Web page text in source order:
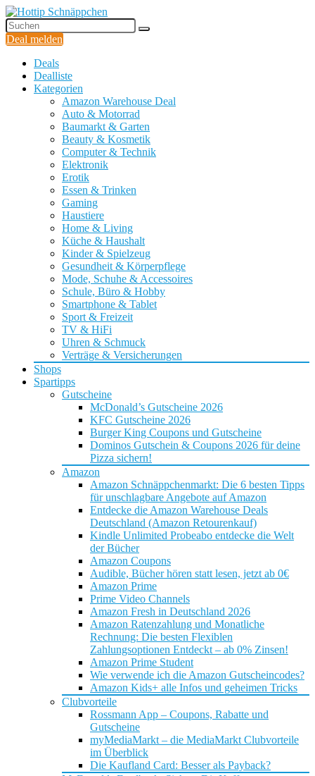
Deal melden
Deals
Dealliste
Kategorien
Amazon Warehouse Deal
Auto & Motorrad
Baumarkt & Garten
Beauty & Kosmetik
Computer & Technik
Elektronik
Erotik
Essen & Trinken
Gaming
Haustiere
Home & Living
Küche & Haushalt
Kinder & Spielzeug
Gesundheit & Körperpflege
Mode, Schuhe & Accessoires
Schule, Büro & Hobby
Smartphone & Tablet
Sport & Freizeit
TV & HiFi
Uhren & Schmuck
Verträge & Versicherungen
Shops
Spartipps
Gutscheine
McDonald’s Gutscheine 2026
KFC Gutscheine 2026
Burger King Coupons und Gutscheine
Dominos Gutschein & Coupons 2026 für deine
Pizza sichern!
Amazon
Amazon Schnäppchenmarkt: Die 6 besten Tipps
für unschlagbare Angebote auf Amazon
Entdecke die Amazon Warehouse Deals
Deutschland (Amazon Retourenkauf)
Kindle Unlimited Probeabo entdecke die Welt
der Bücher
Amazon Coupons
Audible, Bücher hören statt lesen, jetzt ab 0€
Amazon Prime
Prime Video Channels
Amazon Fresh in Deutschland 2026
Amazon Ratenzahlung und Monatliche
Rechnung: Die besten Flexiblen
Zahlungsoptionen Entdeckt – ab 0% Zinsen!
Amazon Prime Student
Wie verwende ich die Amazon Gutscheincodes?
Amazon Kids+ alle Infos und geheimen Tricks
Clubvorteile
Rossmann App – Coupons, Rabatte und
Gutscheine
myMediaMarkt – die MediaMarkt Clubvorteile
im Überblick
Die Kaufland Card: Besser als Payback?